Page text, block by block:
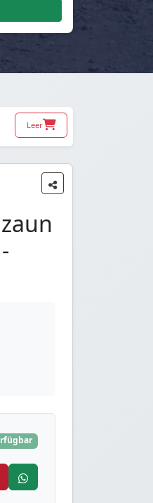
Leer